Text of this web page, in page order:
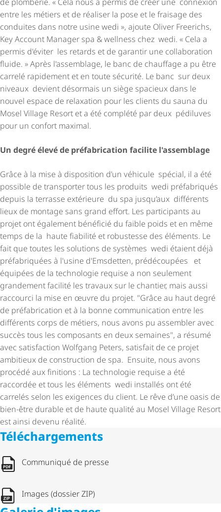
entre les métiers et de réaliser la pose et le fraisage des
conduites dans notre usine wedi », ajoute Oliver Freerichs,
Key Account Manager spa & wellness chez wedi. « Cela a
permis d'éviter les retards et de garantir une collaboration
fluide. » Après l'assemblage, le banc de chauffage a pu être
carrelé rapidement et en toute sécurité. Le banc sur deux
niveaux devient désormais un siège spacieux dans le
nouvel espace de relaxation pour les clients du sauna du
Mosel Village Resort et a été complété par deux pédiluves
pour un confort maximal.
Un degré élevé de préfabrication facilite l'assemblage
Grâce à la mise à disposition d’un véhicule spécial, il a été
possible de transporter tous les produits wedi préfabriqués
depuis la terrasse extérieure du spa jusqu’aux différents
lieux de montage sans grand effort. Les participants au
projet ont également bénéficié du faible poids et en même
temps de la haute fiabilité et robustesse des éléments. Le
fait que toutes les solutions de systèmes wedi étaient déjà
préfabriquées à l'usine d'Emsdetten, prédécoupées et
équipées de la technologie requise a non seulement
grandement facilité les travaux sur le chantier, mais aussi
raccourci la mise en œuvre du projet. "Grâce au haut degré
de préfabrication et à la bonne communication entre les
différents corps de métiers, nous avons pu assembler avec
succès tous les composants en deux semaines", a résumé
avec satisfaction Wolfgang Peters, satisfait de ce projet
ambitieux de construction de spa. Ensuite, nous avons
procédé aux finitions : La technologie requise a été
raccordée et tous les éléments wedi installés ont été
carrelés selon les exigences du client. Le rêve d’une oasis de
bien-être durable et de haute qualité au Mosel Village Resort
est ainsi devenu réalité.
Télé­char­ge­ments
Communiqué de presse
Images (dossier ZIP)